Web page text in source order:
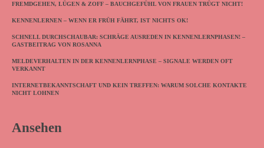
FREMDGEHEN, LÜGEN & ZOFF – BAUCHGEFÜHL VON FRAUEN TRÜGT NICHT!
KENNENLERNEN – WENN ER FRÜH FÄHRT, IST NICHTS OK!
SCHNELL DURCHSCHAUBAR: SCHRÄGE AUSREDEN IN KENNENLERNPHASEN! –
GASTBEITRAG VON ROSANNA
MELDEVERHALTEN IN DER KENNENLERNPHASE – SIGNALE WERDEN OFT
VERKANNT
INTERNETBEKANNTSCHAFT UND KEIN TREFFEN: WARUM SOLCHE KONTAKTE
NICHT LOHNEN
Ansehen